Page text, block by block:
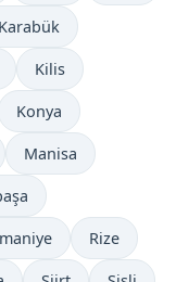
Karabük
Kilis
Konya
Manisa
Rize